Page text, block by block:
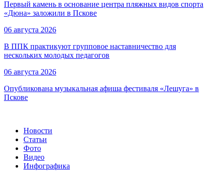
Первый камень в основание центра пляжных видов спорта
«Дюна» заложили в Пскове
06 августа 2026
В ППК практикуют групповое наставничество для
нескольких молодых педагогов
06 августа 2026
Опубликована музыкальная афиша фестиваля «Лешуга» в
Пскове
Новости
Статьи
Фото
Видео
Инфографика